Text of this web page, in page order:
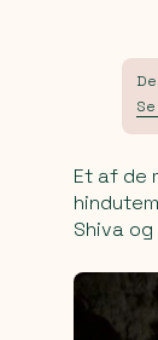
Et af de
Shiva